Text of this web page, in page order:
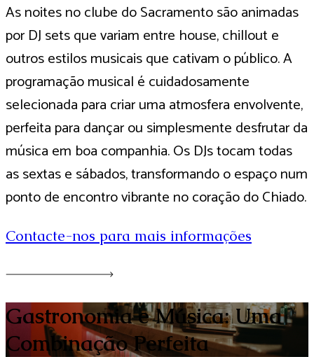
As noites no clube do Sacramento são animadas
por DJ sets que variam entre house, chillout e
outros estilos musicais que cativam o público. A
programação musical é cuidadosamente
selecionada para criar uma atmosfera envolvente,
perfeita para dançar ou simplesmente desfrutar da
música em boa companhia. Os DJs tocam todas
as sextas e sábados, transformando o espaço num
ponto de encontro vibrante no coração do Chiado.
Contacte-nos para mais informações
Gastronomia e Música: Uma
Combinação Perfeita